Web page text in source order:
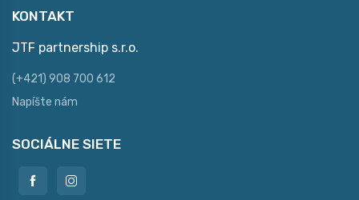
KONTAKT
JTF partnership s.r.o.
(+421) 908 700 612
Napíšte nám
SOCIÁLNE SIETE